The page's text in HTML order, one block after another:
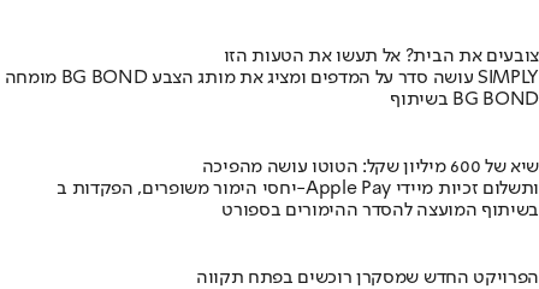
צובעים את הבית? אל תעשו את הטעות הזו
מומחה BG BOND עושה סדר על המדפים ומציג את מותג הצבע SIMPLY
בשיתוף BG BOND
שיא של 600 מיליון שקל: הטוטו עושה מהפיכה
יחסי הימור משופרים, הפקדות ב-Apple Pay ותשלום זכיות מיידי
בשיתוף המועצה להסדר ההימורים בספורט
הפרויקט החדש שמסקרן רוכשים בפתח תקווה